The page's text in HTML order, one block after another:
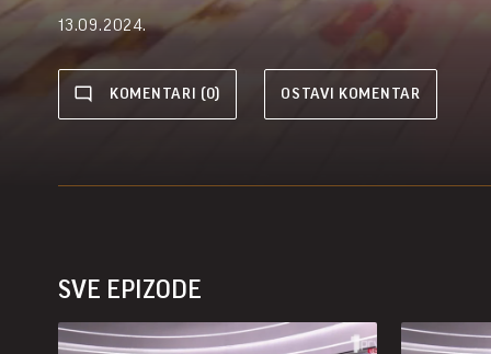
13.09.2024.
KOMENTARI (0) OSTAVI KOMENTAR
SVE EPIZODE